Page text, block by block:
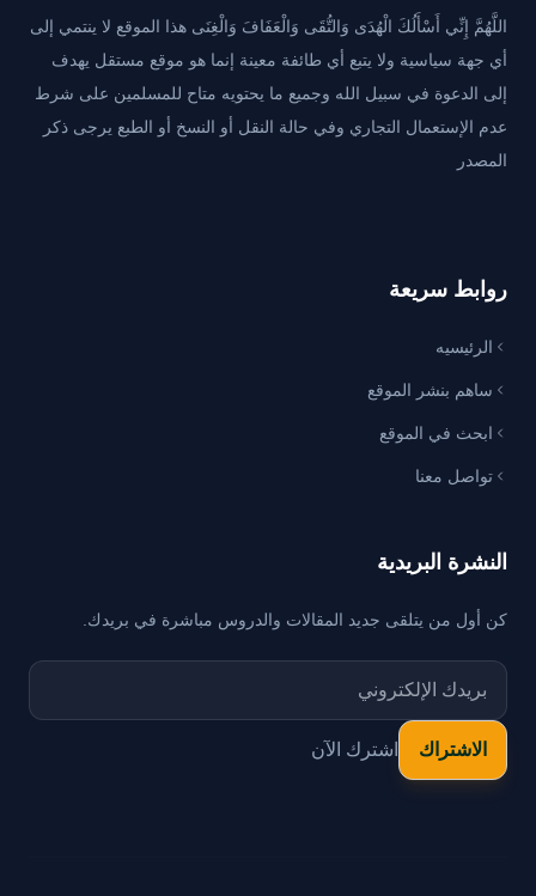
اللَّهُمَّ إِنِّي أَسْأَلُكَ الْهُدَى وَالتُّقَى وَالْعَفَافَ وَالْغِنَى هذا الموقع لا ينتمي إلى
أي جهة سياسية ولا يتبع أي طائفة معينة إنما هو موقع مستقل يهدف
إلى الدعوة في سبيل الله وجميع ما يحتويه متاح للمسلمين على شرط
عدم الإستعمال التجاري وفي حالة النقل أو النسخ أو الطبع يرجى ذكر
المصدر
روابط سريعة
الرئيسيه
ساهم بنشر الموقع
ابحث في الموقع
تواصل معنا
النشرة البريدية
كن أول من يتلقى جديد المقالات والدروس مباشرة في بريدك.
اشترك الآن